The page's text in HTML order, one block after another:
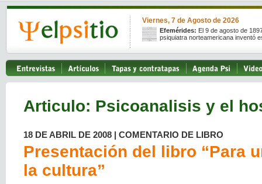
Viernes, 7 de Agosto de 2026
Efemérides: El 9 de agosto de
psiquiatra norteamericana inventó
Articulo: Psicoanalisis y el
18 DE ABRIL DE 2008 | COMENTARIO DE LIBRO
Presentación del libro “Para
la cultura”